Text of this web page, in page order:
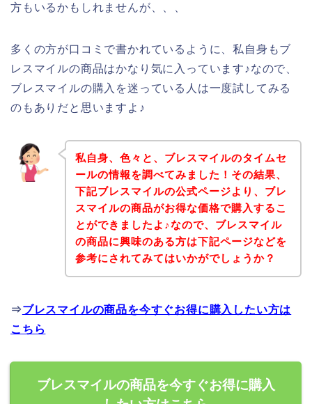
方もいるかもしれませんが、、、
多くの方が口コミで書かれているように、私自身もブ
レスマイルの商品はかなり気に入っています♪なので、
ブレスマイルの購入を迷っている人は一度試してみる
のもありだと思いますよ♪
私自身、色々と、ブレスマイルのタイムセ
ールの情報を調べてみました！その結果、
下記ブレスマイルの公式ページより、ブレ
スマイルの商品がお得な価格で購入するこ
とができましたよ♪なので、ブレスマイル
の商品に興味のある方は下記ページなどを
参考にされてみてはいかがでしょうか？
⇒ブレスマイルの商品を今すぐお得に購入したい方は
こちら
ブレスマイルの商品を今すぐお得に購入